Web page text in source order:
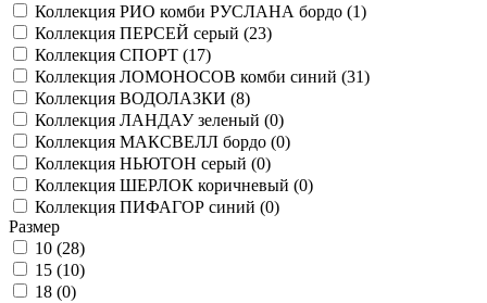
Коллекция РИО комби РУСЛАНА бордо (1)
Коллекция ПЕРСЕЙ серый (23)
Коллекция СПОРТ (17)
Коллекция ЛОМОНОСОВ комби синий (31)
Коллекция ВОДОЛАЗКИ (8)
Коллекция ЛАНДАУ зеленый (0)
Коллекция МАКСВЕЛЛ бордо (0)
Коллекция НЬЮТОН серый (0)
Коллекция ШЕРЛОК коричневый (0)
Коллекция ПИФАГОР синий (0)
Размер
10 (28)
15 (10)
18 (0)